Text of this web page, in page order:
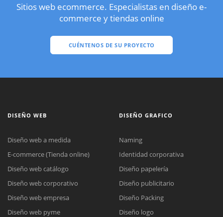
Sitios web ecommerce. Especialistas en diseño e-
commerce y tiendas online
CUÉNTENOS DE SU PROYECTO
DISEÑO WEB
Diseño web a medida
E-commerce (Tienda online)
Diseño web catálogo
Diseño web corporativo
Diseño web empresa
Diseño web pyme
DISEÑO GRAFICO
Naming
Identidad corporativa
Diseño papelería
Diseño publicitario
Diseño Packing
Diseño logo